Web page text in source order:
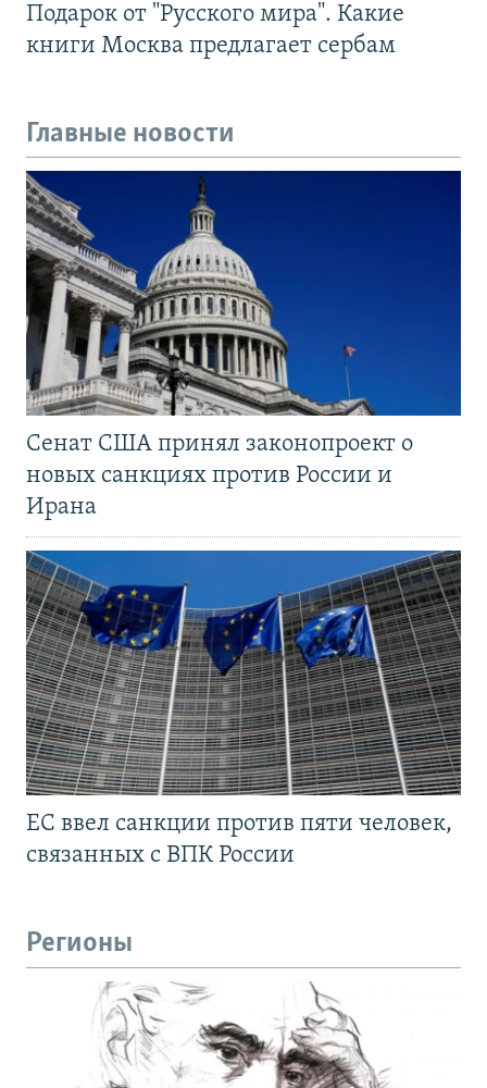
Подарок от "Русского мира". Какие
книги Москва предлагает сербам
Главные новости
Сенат США принял законопроект о
новых санкциях против России и
Ирана
ЕС ввел санкции против пяти человек,
связанных с ВПК России
Регионы